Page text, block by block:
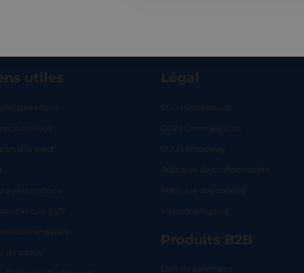
utiles
partenaire
de nous
d’impact
aux questions
virtuel 24/7
engagés
de status
Légal
CGU | Utilisateurs
CGV | Commerçants
CGU Lemonway
Politique de confidentialité
Politique des cookies
Mentions légales
Produits B2B
Lien de paiement
SHOP